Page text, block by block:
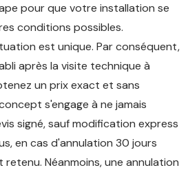
pour que votre installation se
conditions possibles.
est unique. Par conséquent,
après la visite technique à
un prix exact et sans
s'engage à ne jamais
signé, sauf modification express
en cas d'annulation 30 jours
Néanmoins, une annulation